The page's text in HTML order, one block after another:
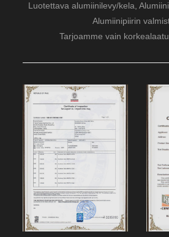
Luotettava alumiinilevy/kela,
Alumiinipiirin
Tarjoamme vain